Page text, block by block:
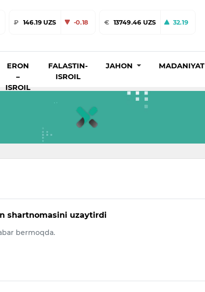
₽ 146.19 UZS -0.18 € 13749.46 UZS 32.19
ERON
–
ISROIL
FALASTIN-
ISROIL
JAHON MADANIYAT
shartnomasini uzaytirdi
bermoqda.